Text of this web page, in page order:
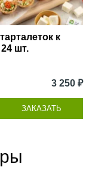
к
шт.
3 250 ₽
ЗАКАЗАТЬ